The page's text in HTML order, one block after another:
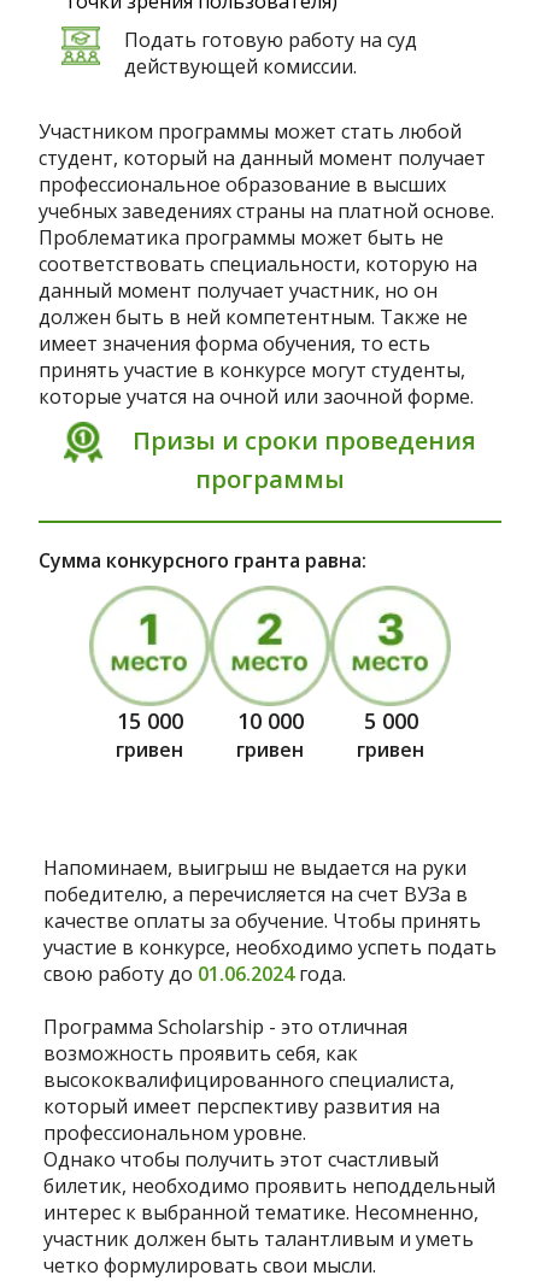
Подать готовую работу на суд
действующей комиссии.
Участником программы может стать любой
студент, который на данный момент получает
профессиональное образование в высших
учебных заведениях страны на платной основе.
Проблематика программы может быть не
соответствовать специальности, которую на
данный момент получает участник, но он
должен быть в ней компетентным. Также не
имеет значения форма обучения, то есть
принять участие в конкурсе могут студенты,
которые учатся на очной или заочной форме.
Призы и сроки проведения
программы
Сумма конкурсного гранта равна:
15 000
гривен
10 000
гривен
5 000
гривен
Напоминаем, выигрыш не выдается на руки
победителю, а перечисляется на счет ВУЗа в
качестве оплаты за обучение. Чтобы принять
участие в конкурсе, необходимо успеть подать
свою работу до 01.06.2024года.
Программа Scholarship - это отличная
возможность проявить себя, как
высококвалифицированного специалиста,
который имеет перспективу развития на
профессиональном уровне.
Однако чтобы получить этот счастливый
билетик, необходимо проявить неподдельный
интерес к выбранной тематике. Несомненно,
участник должен быть талантливым и уметь
четко формулировать свои мысли.